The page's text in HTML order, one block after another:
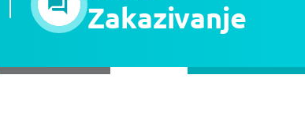
Zakazivanje